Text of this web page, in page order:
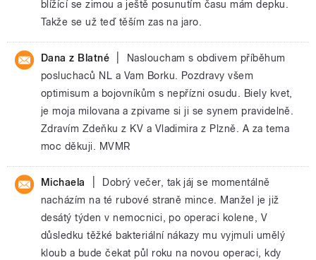
blížící se zimou a ještě posunutím času mám depku.
Takže se už teď těším zas na jaro.
Dana z Blatné
Nasloucham s obdivem příběhum
posluchaců NL a Vam Borku. Pozdravy všem
optimisum a bojovníkům s nepřízni osudu. Biely kvet,
je moja milovana a zpivame si ji se synem pravidelně.
Zdravím Zdeňku z KV a Vladimira z Plzně. A za tema
moc děkuji. MVMR
Michaela
Dobrý večer, tak jáj se momentálně
nacházím na té rubové straně mince. Manžel je již
desátý týden v nemocnici, po operaci kolene, V
důsledku těžké bakteriální nákazy mu vyjmuli umělý
kloub a bude čekat půl roku na novou operaci, kdy